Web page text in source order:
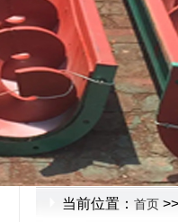
当前位置： 首页